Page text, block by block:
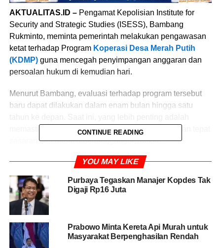
AKTUALITAS.ID – Pengamat Kepolisian Institute for
Security and Strategic Studies (ISESS), Bambang
Rukminto, meminta pemerintah melakukan pengawasan
ketat terhadap Program Koperasi Desa Merah Putih
(KDMP)guna mencegah penyimpangan anggaran dan
persoalan hukum di kemudian hari.
Menurut Bambang, evaluasi terhadap program tersebut
baru dapat dilakukan dalam enam bulan hingga satu
memastikan penggunaan anggaran negara berjalan tepat
sasaran dan dapat dipertanggungjawabkan.
“KDMP ini evaluasinya 6 bulan atau 1 tahun ke depan.
Saat ini harus diawasi terkait penggunaan anggaran
negara apakah tepat sasaran atau bukan,” kata Bambang,
Jumat (5/6/2026).
pengelolaan program melibatkan unsur TNI. Menurutnya,
keterlibatan institusi militer dalam program sipil
CONTINUE READING
YOU MAY LIKE
Purbaya Tegaskan Manajer Kopdes Tak
Digaji Rp16 Juta
Prabowo Minta Kereta Api Murah untuk
Masyarakat Berpenghasilan Rendah